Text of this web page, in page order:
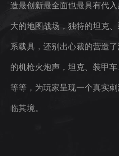
造最创新最全面也最具有代
大的地图战场，独特的坦克
系载具，还别出心裁的营造
的机枪火炮声，坦克、装甲
等等，为玩家呈现一个真实
临其境。